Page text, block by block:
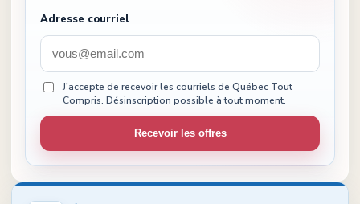
Adresse courriel
J'accepte de recevoir les courriels de Québec Tout
Compris. Désinscription possible à tout moment.
Recevoir les offres